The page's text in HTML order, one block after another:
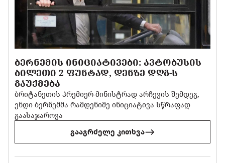
ᲑᲔᲠᲜᲔᲛᲘᲡ ᲘᲜᲘᲪᲘᲐᲢᲘᲕᲔᲑᲘ: ᲐᲕᲢᲝᲑᲣᲡᲘᲡ
ᲑᲘᲚᲔᲗᲘ 2 ᲤᲣᲜᲢᲐᲓ, ᲓᲔᲜᲖᲔ ᲓᲦᲒ-Ს
ᲒᲐᲣᲥᲛᲔᲑᲐ
ბრიტანეთის პრემიერ-მინისტრად არჩევის შემდეგ,
ენდი ბერნემმა რამდენიმე ინიციატივა სწრაფად
გაასაჯაროვა
გააგრძელე კითხვა